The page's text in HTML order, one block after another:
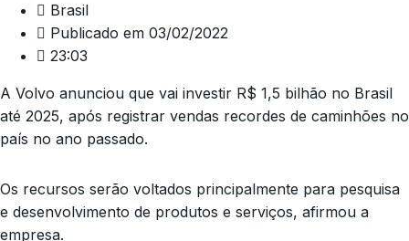
Brasil
Publicado em 03/02/2022
23:03
A Volvo anunciou que vai investir R$ 1,5 bilhão no Brasil
até 2025, após registrar vendas recordes de caminhões no
país no ano passado.
Os recursos serão voltados principalmente para pesquisa
e desenvolvimento de produtos e serviços, afirmou a
empresa.